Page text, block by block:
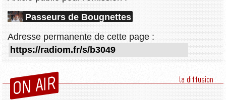
Passeurs de Bougnettes
Adresse permanente de cette page :
ON AIR la diffusion